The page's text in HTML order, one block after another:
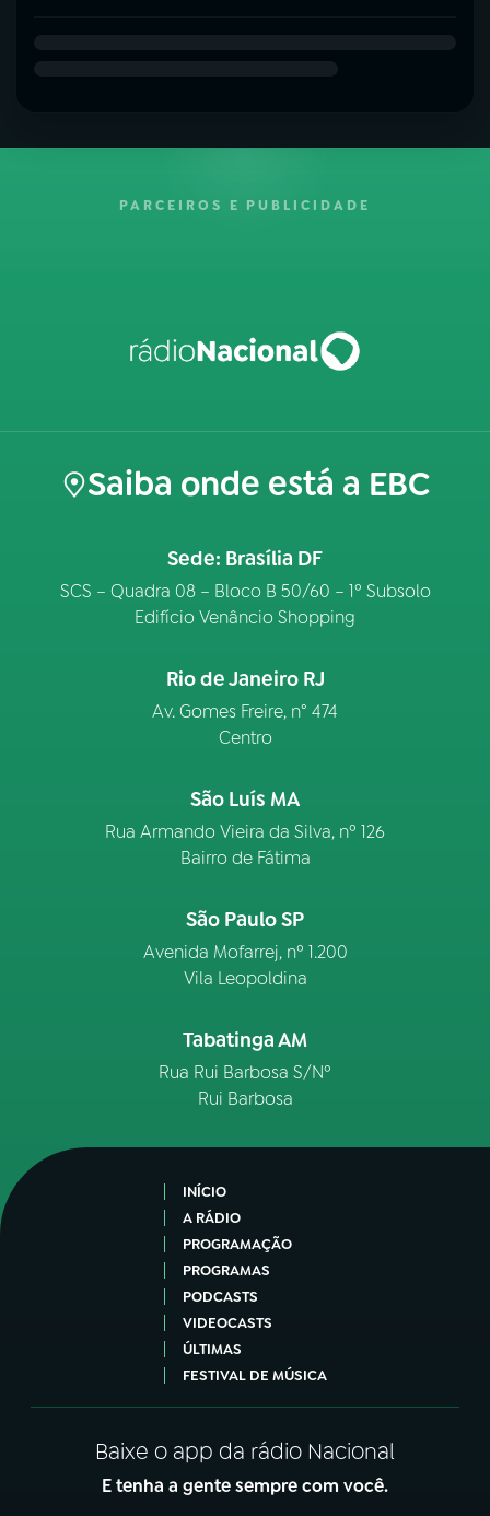
PARCEIROS E PUBLICIDADE
Saiba onde está a EBC
Sede: Brasília DF
SCS – Quadra 08 – Bloco B 50/60 – 1º Subsolo
Edifício Venâncio Shopping
Rio de Janeiro RJ
Av. Gomes Freire, n° 474
Centro
São Luís MA
Rua Armando Vieira da Silva, nº 126
Bairro de Fátima
São Paulo SP
Avenida Mofarrej, nº 1.200
Vila Leopoldina
Tabatinga AM
Rua Rui Barbosa S/Nº
Rui Barbosa
INÍCIO
A RÁDIO
PROGRAMAÇÃO
PROGRAMAS
PODCASTS
VIDEOCASTS
ÚLTIMAS
FESTIVAL DE MÚSICA
Baixe o app da rádio Nacional
E tenha a gente sempre com você.